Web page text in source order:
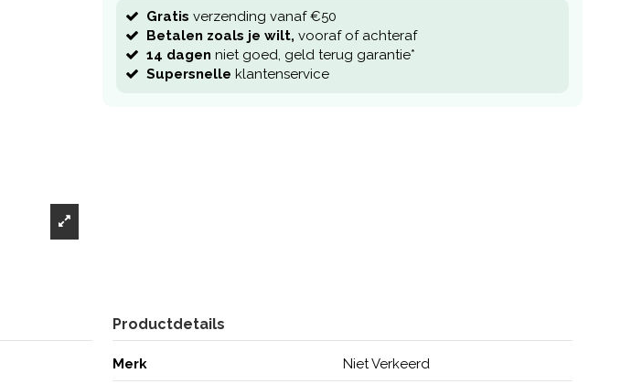
Gratis verzending vanaf €50
Betalen zoals je wilt, vooraf of achteraf
14 dagen niet goed, geld terug garantie*
Supersnelle klantenservice
Productdetails
Merk Niet Verkeerd